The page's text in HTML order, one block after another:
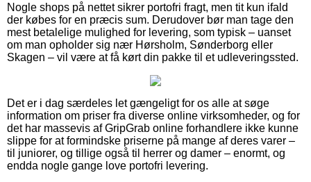
Nogle shops på nettet sikrer portofri fragt, men tit kun ifald
der købes for en præcis sum. Derudover bør man tage den
mest betalelige mulighed for levering, som typisk – uanset
om man opholder sig nær Hørsholm, Sønderborg eller
Skagen – vil være at få kørt din pakke til et udleveringssted.
Det er i dag særdeles let gængeligt for os alle at søge
information om priser fra diverse online virksomheder, og for
det har massevis af GripGrab online forhandlere ikke kunne
slippe for at formindske priserne på mange af deres varer –
til juniorer, og tillige også til herrer og damer – enormt, og
endda nogle gange love portofri levering.